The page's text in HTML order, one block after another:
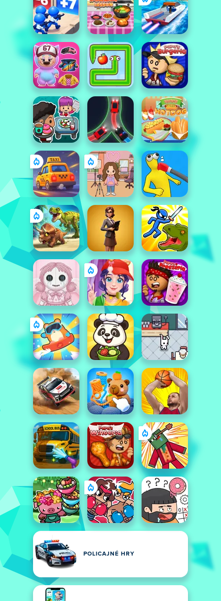
POLICAJNÉ HRY